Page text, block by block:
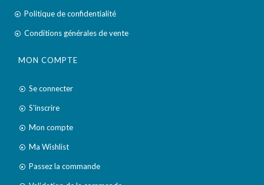
Politique de confidentialité
Conditions générales de vente
MON COMPTE
Se connecter
S'inscrire
Mon compte
Ma Wishlist
Passez la commande